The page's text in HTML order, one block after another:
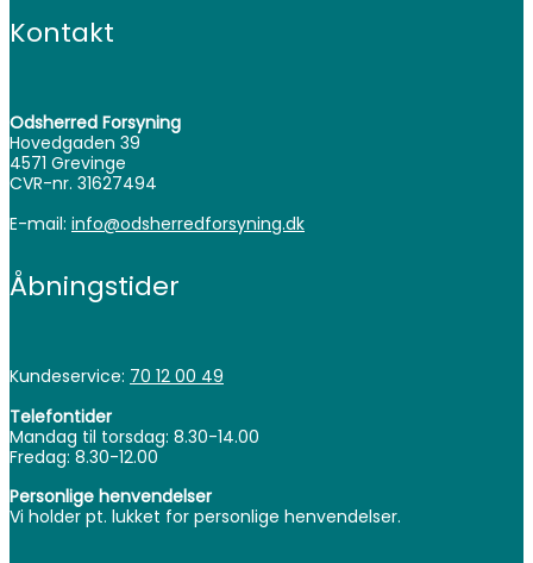
Kontakt
Odsherred Forsyning
Hovedgaden 39
4571 Grevinge
CVR-nr. 31627494
E-mail: info@odsherredforsyning.dk
Åbningstider
Kundeservice: 70 12 00 49
Telefontider
Mandag til torsdag: 8.30-14.00
Fredag: 8.30-12.00
Personlige henvendelser
Vi holder pt. lukket for personlige henvendelser.